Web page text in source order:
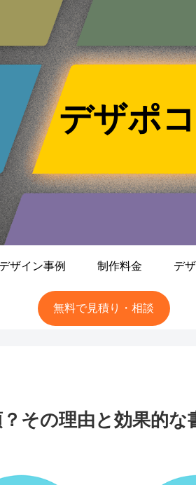
デザポ
ザイン事例 制作料金 デ
無料で見積り・相談
その理由と効果的な